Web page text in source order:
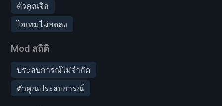
ตัวคูณจิล
ไอเทมไม่ลดลง
Mod สถิติ
ประสบการณ์ไม่จำกัด
ตัวคูณประสบการณ์